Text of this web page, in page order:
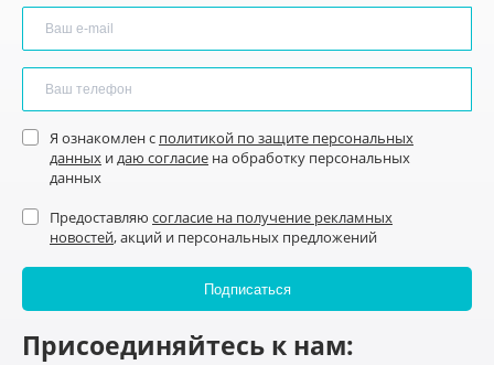
Я ознакомлен с политикой по защите персональных
данных идаю согласие на обработку персональных
данных
Предоставляю согласие на получение рекламных
новостей, акций и персональных предложений
Присоединяйтесь к нам: